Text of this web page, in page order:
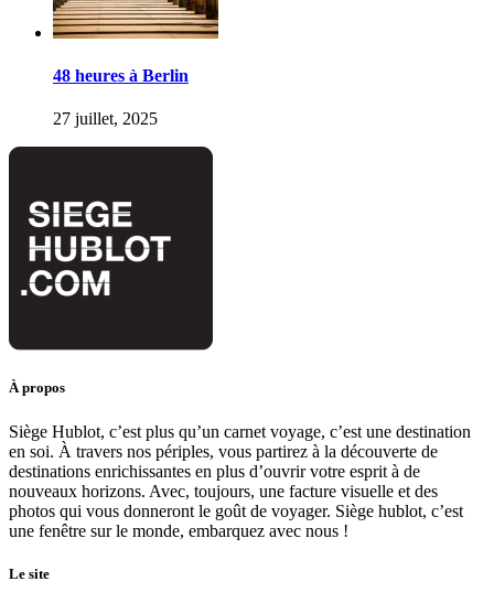
48 heures à Berlin
27 juillet, 2025
À propos
Siège Hublot, c’est plus qu’un carnet voyage, c’est une destination
en soi. À travers nos périples, vous partirez à la découverte de
destinations enrichissantes en plus d’ouvrir votre esprit à de
nouveaux horizons. Avec, toujours, une facture visuelle et des
photos qui vous donneront le goût de voyager. Siège hublot, c’est
une fenêtre sur le monde, embarquez avec nous !
Le site